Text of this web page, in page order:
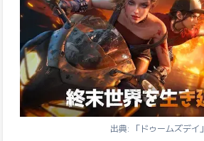
出典: 「ドゥームズデイ」